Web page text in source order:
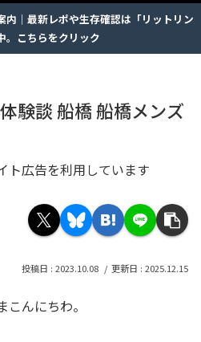
内｜最新レポや生存確認は「リットリン
。こちらをクリック
験談 船橋 船橋メンズ
広告を利用しています
2023.10.08 2025.12.15
んにちわ。